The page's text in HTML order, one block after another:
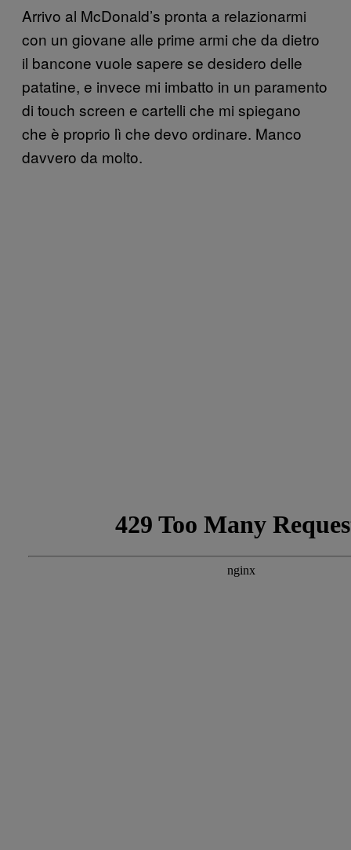
Arrivo al McDonald’s pronta a relazionarmi
con un giovane alle prime armi che da dietro
il bancone vuole sapere se desidero delle
patatine, e invece mi imbatto in un paramento
di touch screen e cartelli che mi spiegano
che è proprio lì che devo ordinare. Manco
davvero da molto.